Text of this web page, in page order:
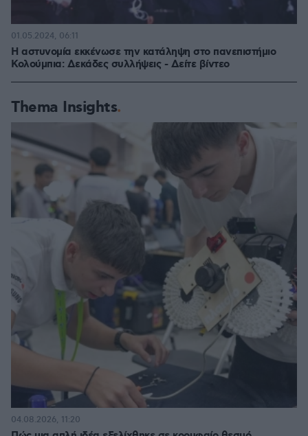
Η αστυνομία εκκένωσε την κατάληψη στο πανεπιστήμιο
Κολούμπια: Δεκάδες συλλήψεις - Δείτε βίντεο
01.05.2024, 06:11
Thema Insights
04.08.2026, 11:20